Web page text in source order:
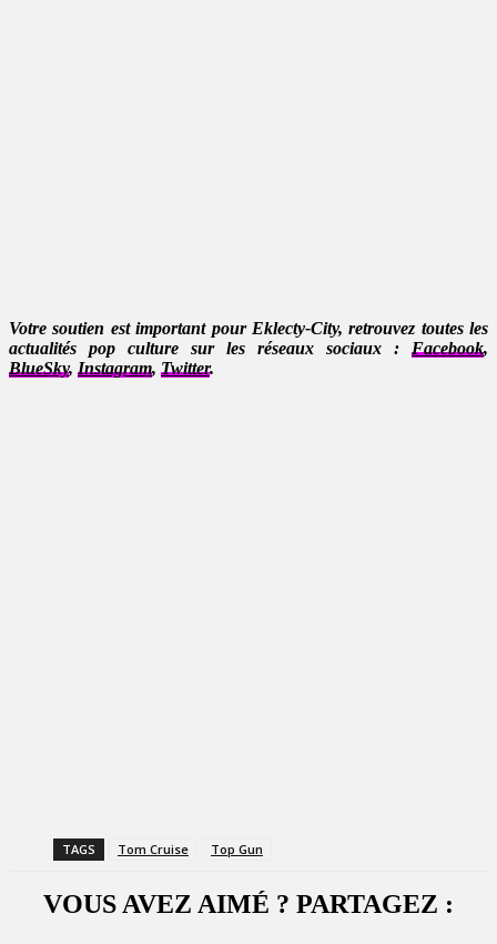
Votre soutien est important pour Eklecty-City, retrouvez toutes les
actualités pop culture sur les réseaux sociaux : Facebook,
BlueSky, Instagram, Twitter.
TAGS Tom Cruise Top Gun
VOUS AVEZ AIMÉ ? PARTAGEZ :